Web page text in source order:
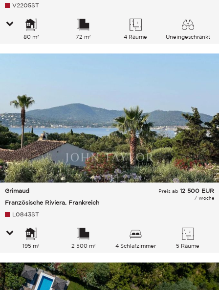
V2205ST
80 m² 72 m² 4 Räume
Uneingeschränkt
Grimaud
Französische Riviera, Frankreich
Preis ab 12 500 EUR
/ Woche
L0843ST
195 m² 2 500 m² 4 Schlafzimmer 5 Räume